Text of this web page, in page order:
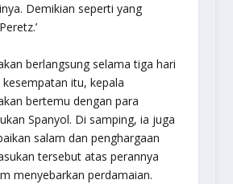
Demikian seperti yang
berlangsung selama tiga hari
itu, kepala
bertemu dengan para
Spanyol. Di samping, ia juga
salam dan penghargaan
tersebut atas perannya
menyebarkan perdamaian.